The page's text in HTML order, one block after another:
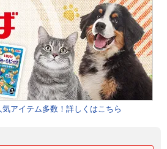
アイテム多数！詳しくはこちら